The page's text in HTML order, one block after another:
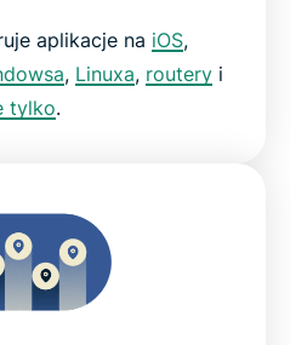
aplikacje na iOS,
, Linuxa, routeryi
tylko.